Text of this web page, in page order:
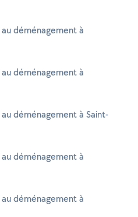
déménagement à
déménagement à
déménagement à Saint-
déménagement à
déménagement à